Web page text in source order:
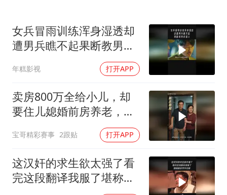
美股存储板块集体大跌
胡彦斌获《歌手2026》歌王
胜宏科技：股票交易异常波动
夯实基础开新局
女兵冒雨训练浑身湿透却
遭男兵瞧不起果断教男兵
年糕影视 打开APP
卖房800万全给小儿，却
要住儿媳婚前房养老，她
宝哥精彩赛事 2跟贴 打开APP
这汉奸的求生欲太强了看
完这段翻译我服了堪称翻